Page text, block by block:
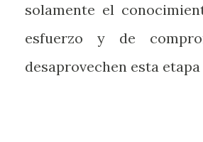
solamente el
esfuerzo y de
desaprovechen esta